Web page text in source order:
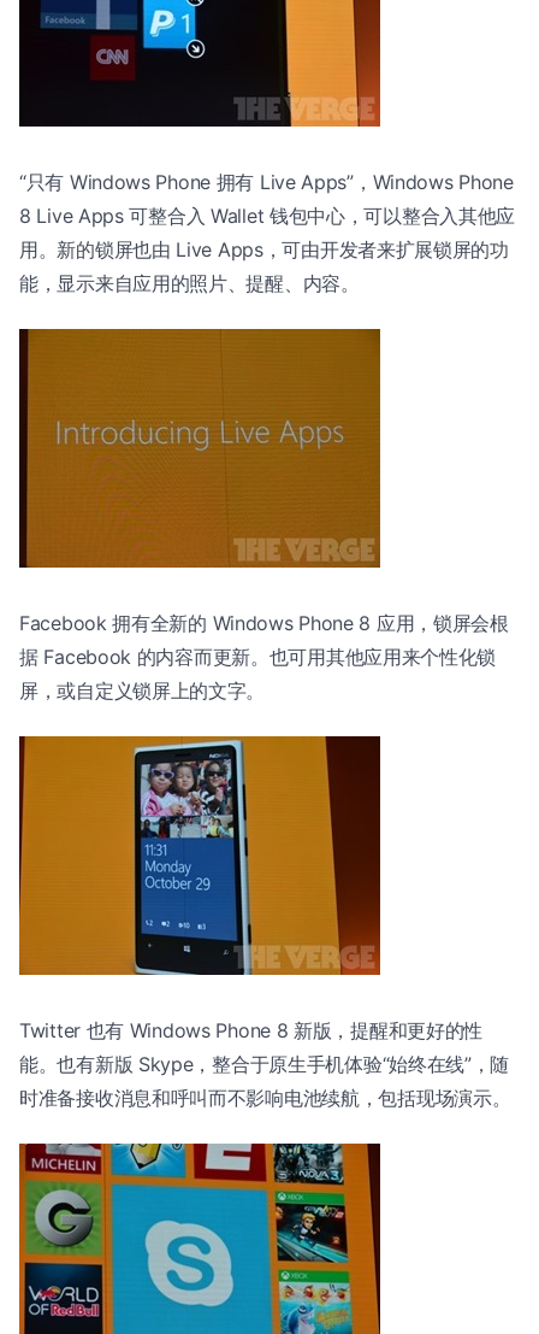
“只有 Windows Phone 拥有 Live Apps”，Windows Phone
8 Live Apps 可整合入 Wallet 钱包中心，可以整合入其他应
用。新的锁屏也由 Live Apps，可由开发者来扩展锁屏的功
能，显示来自应用的照片、提醒、内容。
Facebook 拥有全新的 Windows Phone 8 应用，锁屏会根
据 Facebook 的内容而更新。也可用其他应用来个性化锁
屏，或自定义锁屏上的文字。
Twitter 也有 Windows Phone 8 新版，提醒和更好的性
能。也有新版 Skype，整合于原生手机体验“始终在线”，随
时准备接收消息和呼叫而不影响电池续航，包括现场演示。